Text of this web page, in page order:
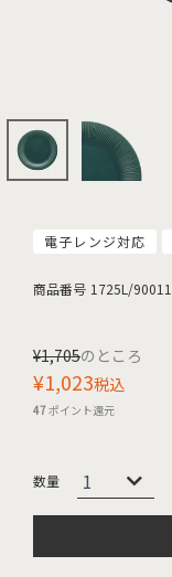
電子レンジ対応
商品番号 1725L/90011
¥1,705のところ
¥1,023税込
47ポイント還元